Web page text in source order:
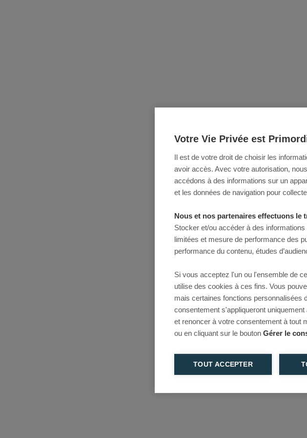
Votre Vie Privée est
Il est de votre droit de choisir les
avoir accès. Avec votre autorisation,
accédons à des informations sur un
et les données de navigation pour
Nous et nos partenaires effectuons le
Stocker et/ou accéder à des
limitées et mesure de performance des
performance du contenu, études
Si vous acceptez l'un ou l'ensemble de
utilise des cookies à ces fins. Vous
mais certaines fonctions personnalisées
consentement s'appliqueront
et renoncer à votre consentement à tout
ou en cliquant sur le bouton Gérer le
TOUT ACCEPTER
This
Reload to
Reload